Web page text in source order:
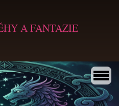
A FANTAZIE